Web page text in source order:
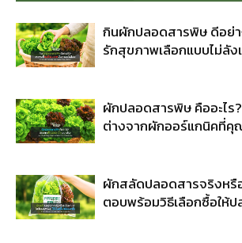
กินผักปลอดสารพิษ ดีอย่า
รักสุขภาพเลือกแบบไม่ลัง
ผักปลอดสารพิษ คืออะไร
ต่างจากผักออร์แกนิคที่คุ
ผักสลัดปลอดสารจริงหรื
ตอบพร้อมวิธีเลือกซื้อให้